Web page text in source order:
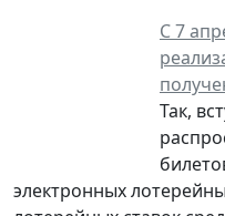
С 7
Так,
электронных